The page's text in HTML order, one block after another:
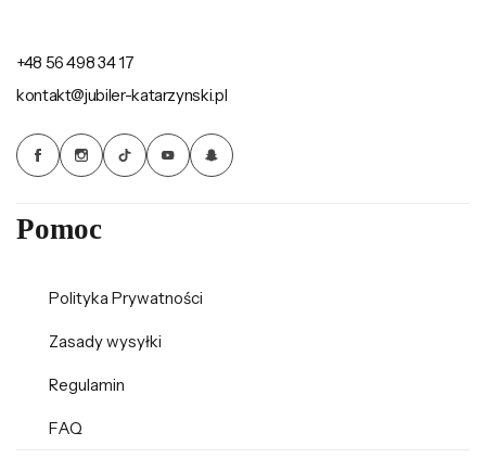
+48 56 498 34 17
kontakt@jubiler-katarzynski.pl
Pomoc
Polityka Prywatności
Zasady wysyłki
Regulamin
FAQ